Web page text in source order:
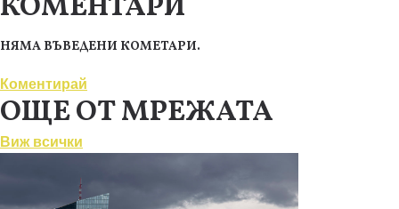
НЯМА ВЪВЕДЕНИ КОМЕТАРИ.
Коментирай
ОЩЕ ОТ МРЕЖАТА
Виж всички